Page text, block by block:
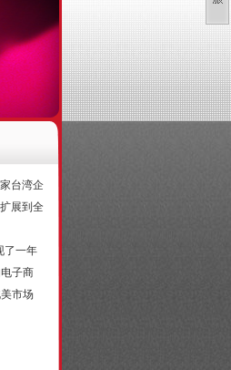
台湾企
展到全
了一年
子商
市场